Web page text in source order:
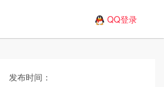
QQ登录
发布时间：